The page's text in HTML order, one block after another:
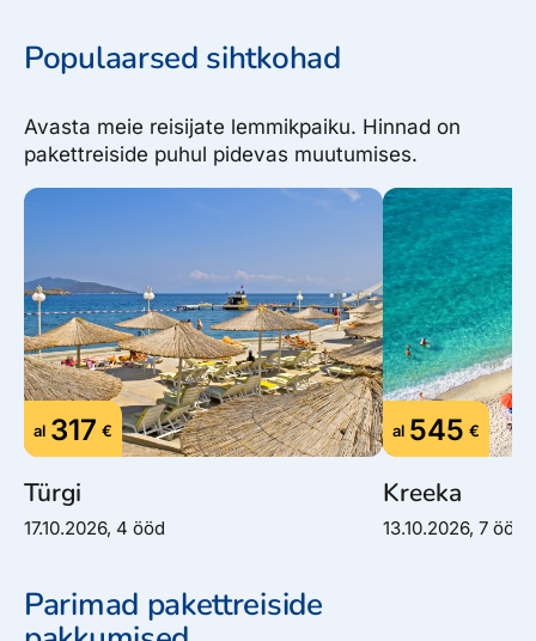
Populaarsed sihtkohad
Avasta meie reisijate lemmikpaiku. Hinnad on
pakettreiside puhul pidevas muutumises.
al 317 €
Türgi
17.10.2026, 4 ööd
al 545 €
Kreeka
13.10.2026, 7 ööd
Parimad pakettreiside